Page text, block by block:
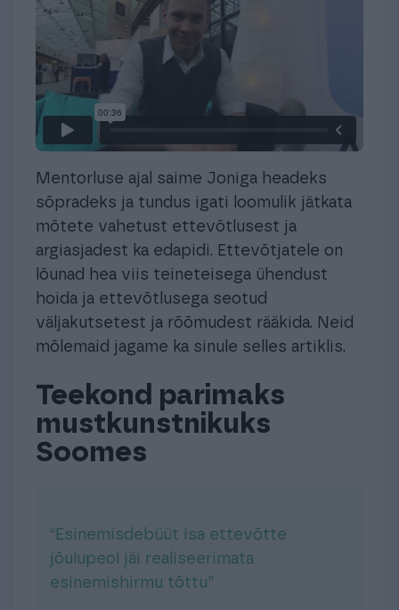
Mentorluse ajal saime Joniga headeks
sõpradeks ja tundus igati loomulik jätkata
mõtete vahetust ettevõtlusest ja
argiasjadest ka edapidi. Ettevõtjatele on
lõunad hea viis teineteisega ühendust
hoida ja ettevõtlusega seotud
väljakutsetest ja rõõmudest rääkida. Neid
mõlemaid jagame ka sinule selles artiklis.
Teekond parimaks
mustkunstnikuks
Soomes
“Esinemisdebüüt isa ettevõtte
jõulupeol jäi realiseerimata
esinemishirmu tõttu”